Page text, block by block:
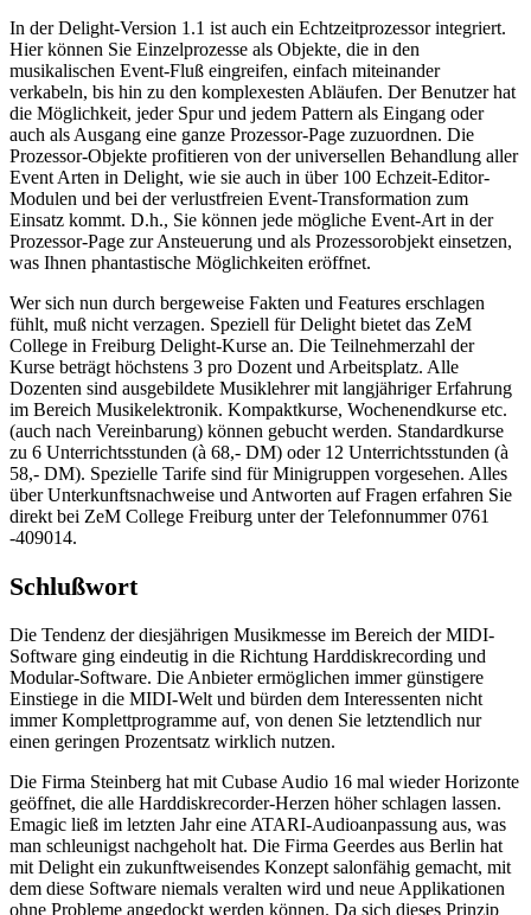
In der Delight-Version 1.1 ist auch ein Echtzeitprozessor integriert.
Hier können Sie Einzelprozesse als Objekte, die in den
musikalischen Event-Fluß eingreifen, einfach miteinander
verkabeln, bis hin zu den komplexesten Abläufen. Der Benutzer hat
die Möglichkeit, jeder Spur und jedem Pattern als Eingang oder
auch als Ausgang eine ganze Prozessor-Page zuzuordnen. Die
Prozessor-Objekte profitieren von der universellen Behandlung aller
Event Arten in Delight, wie sie auch in über 100 Echzeit-Editor-
Modulen und bei der verlustfreien Event-Transformation zum
Einsatz kommt. D.h., Sie können jede mögliche Event-Art in der
Prozessor-Page zur Ansteuerung und als Prozessorobjekt einsetzen,
was Ihnen phantastische Möglichkeiten eröffnet.
Wer sich nun durch bergeweise Fakten und Features erschlagen
fühlt, muß nicht verzagen. Speziell für Delight bietet das ZeM
College in Freiburg Delight-Kurse an. Die Teilnehmerzahl der
Kurse beträgt höchstens 3 pro Dozent und Arbeitsplatz. Alle
Dozenten sind ausgebildete Musiklehrer mit langjähriger Erfahrung
im Bereich Musikelektronik. Kompaktkurse, Wochenendkurse etc.
(auch nach Vereinbarung) können gebucht werden. Standardkurse
zu 6 Unterrichtsstunden (à 68,- DM) oder 12 Unterrichtsstunden (à
58,- DM). Spezielle Tarife sind für Minigruppen vorgesehen. Alles
über Unterkunftsnachweise und Antworten auf Fragen erfahren Sie
direkt bei ZeM College Freiburg unter der Telefonnummer 0761
-409014.
Schlußwort
Die Tendenz der diesjährigen Musikmesse im Bereich der MIDI-
Software ging eindeutig in die Richtung Harddiskrecording und
Modular-Software. Die Anbieter ermöglichen immer günstigere
Einstiege in die MIDI-Welt und bürden dem Interessenten nicht
immer Komplettprogramme auf, von denen Sie letztendlich nur
einen geringen Prozentsatz wirklich nutzen.
Die Firma Steinberg hat mit Cubase Audio 16 mal wieder Horizonte
geöffnet, die alle Harddiskrecorder-Herzen höher schlagen lassen.
Emagic ließ im letzten Jahr eine ATARI-Audioanpassung aus, was
man schleunigst nachgeholt hat. Die Firma Geerdes aus Berlin hat
mit Delight ein zukunftweisendes Konzept salonfähig gemacht, mit
dem diese Software niemals veralten wird und neue Applikationen
ohne Probleme angedockt werden können. Da sich dieses Prinzip